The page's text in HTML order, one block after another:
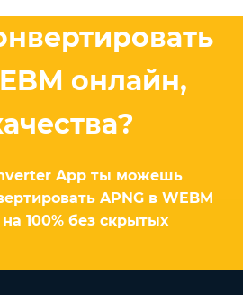
онлайн,
App ты можешь
APNG в WEBM
100% без скрытых